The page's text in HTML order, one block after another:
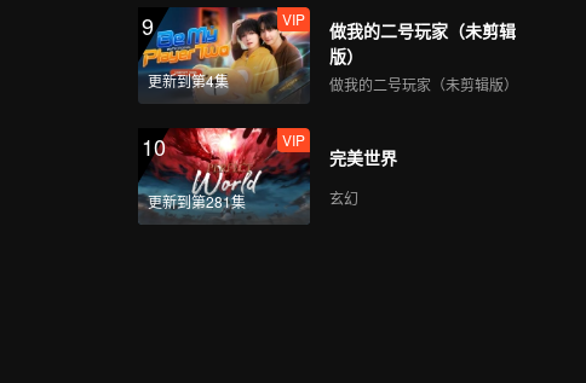
9
更新到第4集
VIP
做我的二号玩家（未剪辑
版）
做我的二号玩家（未剪辑版）
10
更新到第281集
VIP
完美世界
玄幻